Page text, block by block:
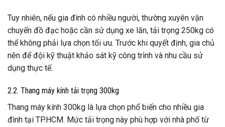
Tuy nhiên, nếu gia đình có nhiều người, thường xuyên vận
chuyển đồ đạc hoặc cần sử dụng xe lăn, tải trọng 250kg có
thể không phải lựa chọn tối ưu. Trước khi quyết định, gia chủ
nên để đội kỹ thuật khảo sát kỹ công trình và nhu cầu sử
dụng thực tế.
2.2. Thang máy kính tải trọng 300kg
Thang máy kính 300kg là lựa chọn phổ biến cho nhiều gia
đình tại TP.HCM. Mức tải trọng này phù hợp với nhà phố từ